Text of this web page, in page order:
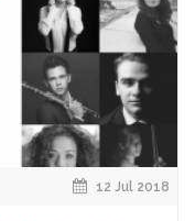
12 Jul 2018